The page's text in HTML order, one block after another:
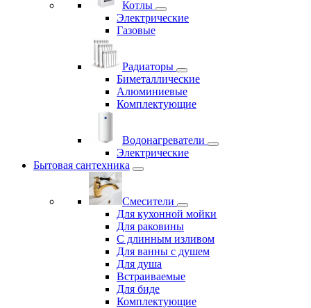
Котлы
Электрические
Газовые
Радиаторы
Биметаллические
Алюминиевые
Комплектующие
Водонагреватели
Электрические
Бытовая сантехника
Смесители
Для кухонной мойки
Для раковины
С длинным изливом
Для ванны с душем
Для душа
Встраиваемые
Для биде
Комплектующие